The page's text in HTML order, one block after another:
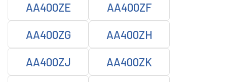
AA400ZE AA400ZF
AA400ZG AA400ZH
AA400ZJ AA400ZK